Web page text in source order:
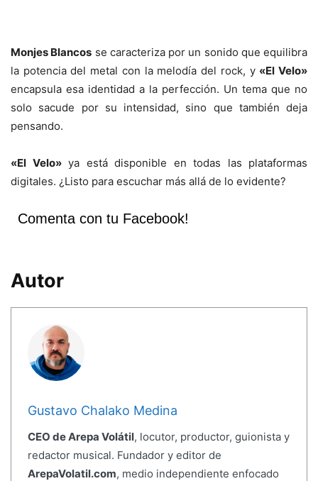
Monjes Blancos se caracteriza por un sonido que equilibra
la potencia del metal con la melodía del rock, y «El Velo»
encapsula esa identidad a la perfección. Un tema que no
solo sacude por su intensidad, sino que también deja
pensando.
«El Velo»ya está disponible en todas las plataformas
digitales. ¿Listo para escuchar más allá de lo evidente?
Comenta con tu Facebook!
Autor
Gustavo Chalako Medina
CEO de Arepa Volátil, locutor, productor, guionista y
redactor musical. Fundador y editor de
ArepaVolatil.com, medio independiente enfocado